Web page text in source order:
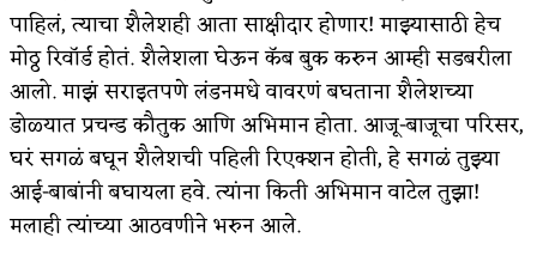
पाहिलं, त्याचा शैलेशही आता साक्षीदार होणार! माझ्यासाठी हेच
मोठ्ठ रिवॉर्ड होतं. शैलेशला घेऊन कॅब बुक करुन आम्ही सडबरीला
आलो. माझं सराइतपणे लंडनमधे वावरणं बघताना शैलेशच्या
डोळ्यात प्रचन्ड कौतुक आणि अभिमान होता. आजू-बाजूचा परिसर,
घरं सगळं बघून शैलेशची पहिली रिएक्शन होती, हे सगळं तुझ्या
आई-बाबांनी बघायला हवे. त्यांना किती अभिमान वाटेल तुझा!
मलाही त्यांच्या आठवणीने भरुन आले.